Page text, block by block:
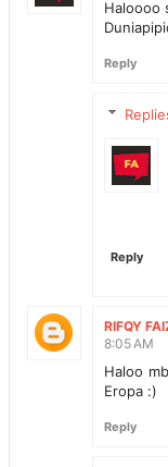
Haloooo
Reply
Reply
RIFQY
8:05 AM
Haloo
Eropa :)
Reply